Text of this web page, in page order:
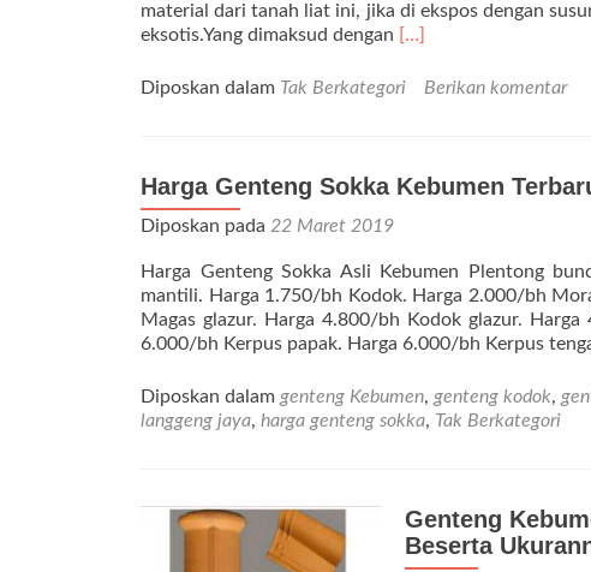
material dari tanah liat ini, jika di ekspos dengan
eksotis.Yang dimaksud dengan Selengkapnya
Expose,
Genteng
Kebumen
[…]
Diposkan dalam Tak Berkategori Berikan komentar
Harga Genteng Sokka Kebumen
Diposkan pada 22 Maret 2019
Harga Genteng Sokka Asli Kebumen Plentong
mantili. Harga 1.750/bh Kodok. Harga 2.000/bh
Magas glazur. Harga 4.800/bh Kodok glazur.
6.000/bh Kerpus papak. Harga 6.000/bh Kerpus
Diposkan dalam genteng Kebumen, genteng kodok,
langgeng jaya, harga genteng sokka, Tak Berkategori
Genteng
Beserta